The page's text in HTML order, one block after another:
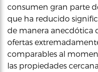
consumen gran parte
que ha reducido
de manera anecdótica
ofertas
comparables al
las propiedades